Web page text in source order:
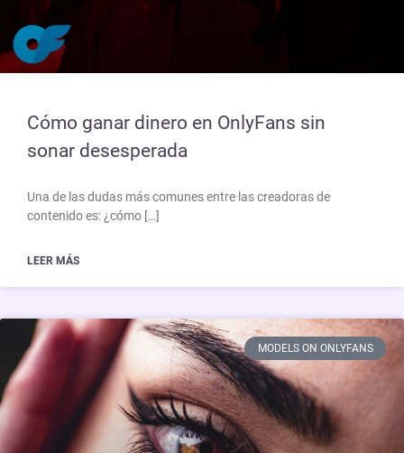
Cómo ganar dinero en OnlyFans sin
sonar desesperada
Una de las dudas más comunes entre las creadoras de
contenido es: ¿cómo […]
LEER MÁS
MODELS ON ONLYFANS